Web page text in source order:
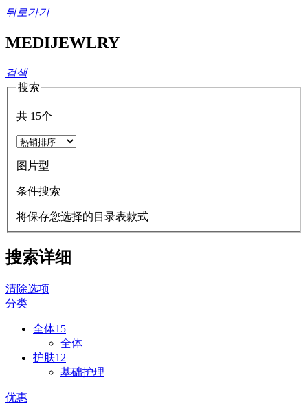
뒤로가기
MEDIJEWLRY
검색
搜索
共 15个
图片型
条件搜索
将保存您选择的目录表款式
搜索详细
清除选项
分类
全体15
全体
护肤12
基础护理
优惠